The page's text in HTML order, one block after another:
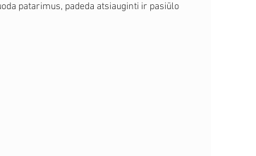
patarimus, padeda atsiauginti ir pasiūlo